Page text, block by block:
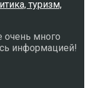
очень много
информацией!